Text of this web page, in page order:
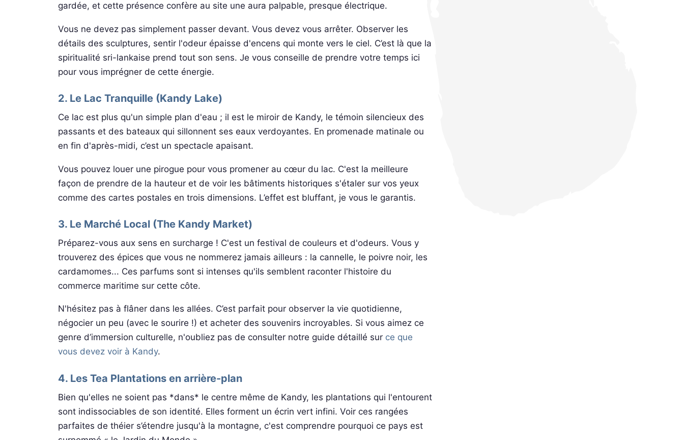
gardée, et cette présence confère au site une aura palpable, presque électrique.
Vous ne devez pas simplement passer devant. Vous devez vous arrêter. Observer les
détails des sculptures, sentir l'odeur épaisse d'encens qui monte vers le ciel. C’est là que la
spiritualité sri-lankaise prend tout son sens. Je vous conseille de prendre votre temps ici
pour vous imprégner de cette énergie.
2. Le Lac Tranquille (Kandy Lake)
Ce lac est plus qu'un simple plan d'eau ; il est le miroir de Kandy, le témoin silencieux des
passants et des bateaux qui sillonnent ses eaux verdoyantes. En promenade matinale ou
en fin d'après-midi, c’est un spectacle apaisant.
Vous pouvez louer une pirogue pour vous promener au cœur du lac. C'est la meilleure
façon de prendre de la hauteur et de voir les bâtiments historiques s'étaler sur vos yeux
comme des cartes postales en trois dimensions. L’effet est bluffant, je vous le garantis.
3. Le Marché Local (The Kandy Market)
Préparez-vous aux sens en surcharge ! C'est un festival de couleurs et d'odeurs. Vous y
trouverez des épices que vous ne nommerez jamais ailleurs : la cannelle, le poivre noir, les
cardamomes... Ces parfums sont si intenses qu'ils semblent raconter l'histoire du
commerce maritime sur cette côte.
N'hésitez pas à flâner dans les allées. C’est parfait pour observer la vie quotidienne,
négocier un peu (avec le sourire !) et acheter des souvenirs incroyables. Si vous aimez ce
genre d’immersion culturelle, n'oubliez pas de consulter notre guide détaillé sur ce que
vous devez voir à Kandy.
4. Les Tea Plantations en arrière-plan
Bien qu'elles ne soient pas *dans* le centre même de Kandy, les plantations qui l'entourent
sont indissociables de son identité. Elles forment un écrin vert infini. Voir ces rangées
parfaites de théier s’étendre jusqu'à la montagne, c'est comprendre pourquoi ce pays est